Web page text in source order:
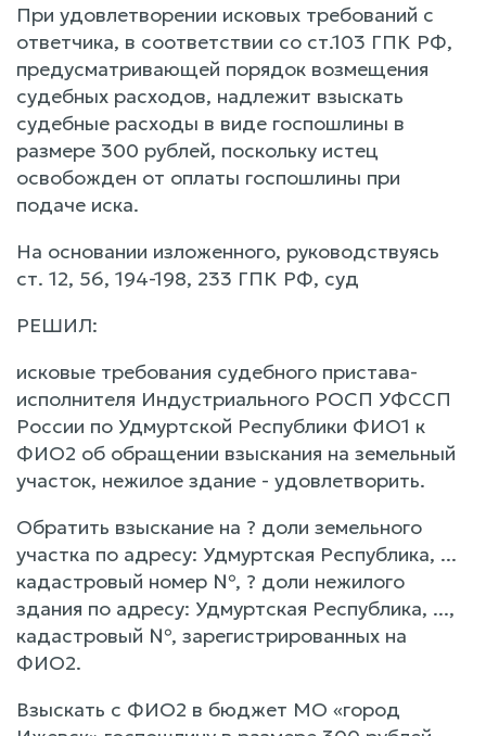
При удовлетворении исковых требований с
ответчика, в соответствии со ст.103 ГПК РФ,
предусматривающей порядок возмещения
судебных расходов, надлежит взыскать
судебные расходы в виде госпошлины в
размере 300 рублей, поскольку истец
освобожден от оплаты госпошлины при
подаче иска.
На основании изложенного, руководствуясь
ст. 12, 56, 194-198, 233 ГПК РФ, суд
РЕШИЛ:
исковые требования судебного пристава-
исполнителя Индустриального РОСП УФССП
России по Удмуртской Республики ФИО1 к
ФИО2 об обращении взыскания на земельный
участок, нежилое здание - удовлетворить.
Обратить взыскание на ? доли земельного
участка по адресу: Удмуртская Республика, ...
кадастровый номер №, ? доли нежилого
здания по адресу: Удмуртская Республика, ...,
кадастровый №, зарегистрированных на
ФИО2.
Взыскать с ФИО2 в бюджет МО «город